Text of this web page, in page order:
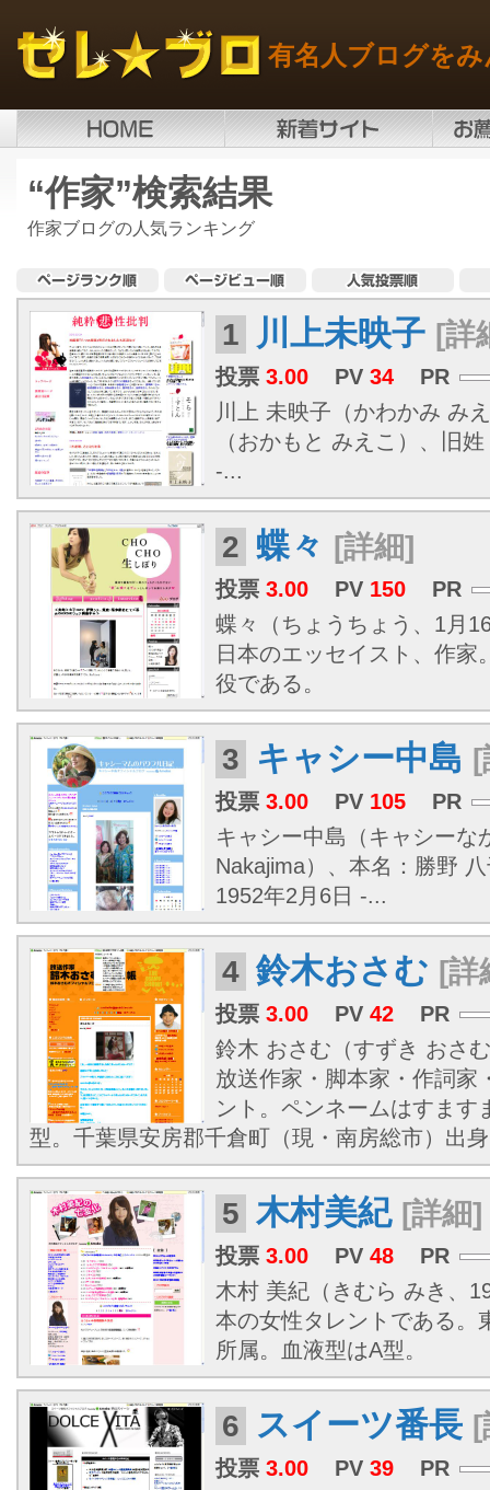
有名人ブログを
“作家”検索結果
作家ブログの人気ランキング
1 川上未映子 [詳
投票 3.00 PV 34
PR
川上 未映子（かわかみ み
（おかもと みえこ）、旧
-...
2 蝶々 [詳細]
投票 3.00 PV 150
PR
蝶々（ちょうちょう、1月
日本のエッセイスト、作家
役である。
3 キャシー中島 [
投票 3.00 PV 105
PR
キャシー中島（キャシーな
Nakajima）、本名：勝野
1952年2月6日 -...
4 鈴木おさむ [詳
投票 3.00 PV 42
PR
鈴木 おさむ（すずき おさ
放送作家・脚本家・作詞家
ント。ペンネームはすます
型。千葉県安房郡千倉町（現・南房総市）出
5 木村美紀 [詳細]
投票 3.00 PV 48
PR
木村 美紀（きむら みき、
本の女性タレントである。
所属。血液型はA型。
6 スイーツ番長 [
投票 3.00 PV 39
PR